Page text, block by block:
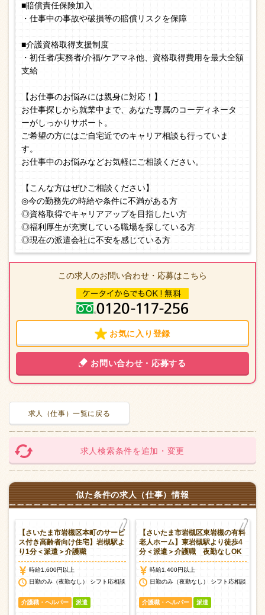
■賠償責任保険加入
・仕事中の事故や破損等の賠償リスクを保障
■介護資格取得支援制度
・初任者/実務者/介福/ケアマネ他、資格取得費用を最大全額
支給
【お仕事のお悩みには親身に対応！】
お仕事探しから就業中まで、あなた専属のコーディネータ
ーがしっかりサポート。
ご希望の方にはご自宅近でのキャリア相談も行っていま
す。
お仕事中のお悩みなどお気軽にご相談ください。
【こんな方はぜひご相談ください】
◎今の勤務先の時給や条件に不満がある方
◎資格取得でキャリアアップを目指したい方
◎福利厚生が充実している職場を探している方
◎現在の派遣会社に不安を感じている方
この求人のお問い合わせ・応募はこちら
お気に入り登録
お問い合わせ・応募する
求人（仕事）一覧に戻る
求人検索条件を追加・変更
似た条件の求人（仕事）情報
【さいたま市岩槻区本町のサービ
ス付き高齢者向け住宅】岩槻駅よ
り1分＜派遣＞介護職
時給1,600円以上
日勤のみ（夜勤なし） シフト応相談
介護職・ヘルパー 派遣
【さいたま市岩槻区東岩槻の有料
老人ホーム】東岩槻駅より徒歩4
分＜派遣＞介護職 夜勤なしOK
時給1,400円以上
日勤のみ（夜勤なし） シフト応相談
介護職・ヘルパー 派遣